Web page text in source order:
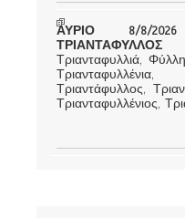
ΑΥΡΙΟ 8/8/
ΤΡΙΑΝΤΑΦΥΛΛΟΣ
Τριανταφυλλιά,
Τριαντάφυλλος,
Τριανταφυλλένιος,